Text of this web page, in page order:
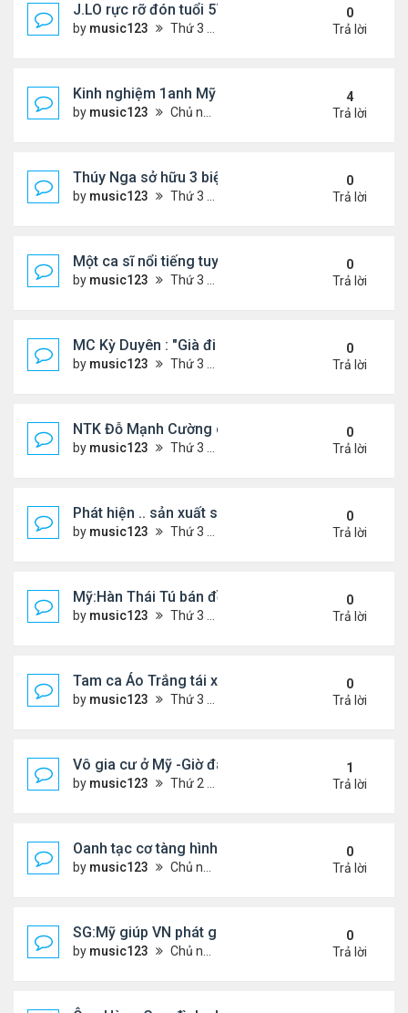
J.LO rực rỡ đón tuổi 57 trên đất Âu
by music123 Thứ 3 Tháng 7 28, 2026 5:56 pm
0
Trả lời
Kinh nghiệm 1anh Mỹ đến VN: "Đây là một đất
by music123 Chủ nhật Tháng 7 26, 2026 6:13 am
4
Trả lời
Thúy Nga sở hữu 3 biệt thự triệu USD ở Mỹ
by music123 Thứ 3 Tháng 7 28, 2026 5:01 pm
0
Trả lời
Một ca sĩ nổi tiếng tuyên bố không thu tiền tác
by music123 Thứ 3 Tháng 7 28, 2026 4:57 pm
0
Trả lời
MC Kỳ Duyên : "Già đi cũng là một đặc ân"
by music123 Thứ 3 Tháng 7 28, 2026 4:54 pm
0
Trả lời
NTK Đỗ Mạnh Cường chi 100 triệu đồng thuê...
by music123 Thứ 3 Tháng 7 28, 2026 4:47 pm
0
Trả lời
Phát hiện .. sản xuất sữa 'pha bột giặt'
by music123 Thứ 3 Tháng 7 28, 2026 4:43 pm
0
Trả lời
Mỹ:Hàn Thái Tú bán đồ ăn online mưu sinh
by music123 Thứ 3 Tháng 7 28, 2026 4:36 pm
0
Trả lời
Tam ca Áo Trắng tái xuất trên sân khấu
by music123 Thứ 3 Tháng 7 28, 2026 4:32 pm
0
Trả lời
Vô gia cư ở Mỹ -Giờ đây tôi có căn hộ giá 200 đô
by music123 Thứ 2 Tháng 7 27, 2026 4:56 am
1
Trả lời
Oanh tạc cơ tàng hình đáng sợ nhất thế giới
by music123 Chủ nhật Tháng 7 26, 2026 5:46 pm
0
Trả lời
SG:Mỹ giúp VN phát giác xưởng sản xuất giày
by music123 Chủ nhật Tháng 7 26, 2026 5:22 pm
0
Trả lời